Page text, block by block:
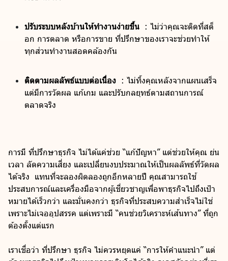
ปรับระบบหลังบ้านให้ทำงานง่ายขึ้น : ไม่ว่าคุณจะติดที่สต็
อก การตลาด หรือการขาย ที่ปรึกษาของเราจะช่วยทำให้
ทุกส่วนทำงานสอดคล้องกัน
ติดตามผลลัพธ์แบบต่อเนื่อง : ไม่ทิ้งคุณหลังจากแผนเสร็จ
แต่มีการวัดผล แก้เกม และปรับกลยุทธ์ตามสถานการณ์
ตลาดจริง
การมี ที่ปรึกษาธุรกิจ ไม่ได้แค่ช่วย “แก้ปัญหา” แต่ช่วยให้คุณ ย่น
เวลา ลัดความเสี่ยง และเปลี่ยนงบประมาณให้เป็นผลลัพธ์ที่วัดผล
ได้จริง แทนที่จะลองผิดลองถูกอีกหลายปี คุณสามารถใช้
ประสบการณ์และเครื่องมือจากผู้เชี่ยวชาญเพื่อพาธุรกิจไปถึงเป้า
หมายได้เร็วกว่า และมั่นคงกว่า ธุรกิจที่ประสบความสำเร็จไม่ใช่
เพราะไม่เจออุปสรรค แต่เพราะมี “คนช่วยวิเคราะห์เส้นทาง” ที่ถูก
ต้องตั้งแต่แรก
เราเชื่อว่า ที่ปรึกษา ธุรกิจ ไม่ควรหยุดแค่ “การให้คำแนะนำ” แต่